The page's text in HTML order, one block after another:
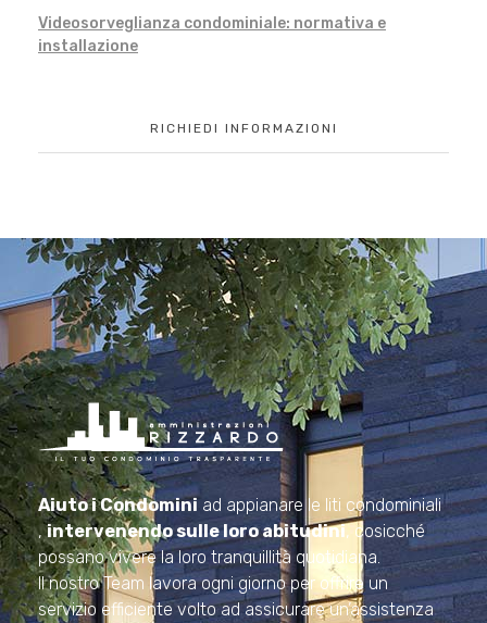
Videosorveglianza condominiale: normativa e
installazione
RICHIEDI INFORMAZIONI
Amministrazioni Rizzardo
Il tuo condominio trasparente
Aiuto i Condominiad appianare le liti condominiali
,intervenendo sulle loro abitudini, cosicché
possano vivere la loro tranquillità quotidiana.
Il nostro Team lavora ogni giorno per offrire un
servizio efficiente volto ad assicurare un’assistenza